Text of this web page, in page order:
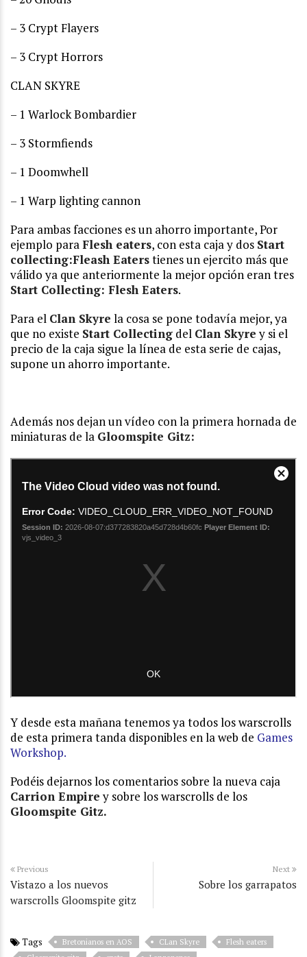
– 3 Crypt Flayers
– 3 Crypt Horrors
CLAN SKYRE
– 1 Warlock Bombardier
– 3 Stormfiends
– 1 Doomwhell
– 1 Warp lighting cannon
Para ambas facciones es un ahorro importante, Por
ejemplo paraFlesh eaters, con esta caja y dos Start
collecting:Fleash Eaterstienes un ejercito más que
válido ya que anteriormente la mejor opción eran tres
Start Collecting: Flesh Eaters.
Para el Clan Skyre la cosa se pone todavía mejor, ya
que no existe Start Collecting del Clan Skyrey si el
precio de la caja sigue la línea de esta serie de cajas,
supone un ahorro importante.
Además nos dejan un vídeo con la primera hornada de
miniaturas de la Gloomspite Gitz:
Y desde esta mañana tenemos ya todos los warscrolls
de esta primera tanda disponibles en la web de Games
Workshop.
Podéis dejarnos los comentarios sobre la nueva caja
Carrion Empirey sobre los warscrolls de los
Gloomspite Gitz.
Previous
Vistazo a los nuevos
warscrolls Gloomspite gitz
Next
Sobre los garrapatos
Tags Bretonianos en AOS CLan Skyre
Flesh eaters